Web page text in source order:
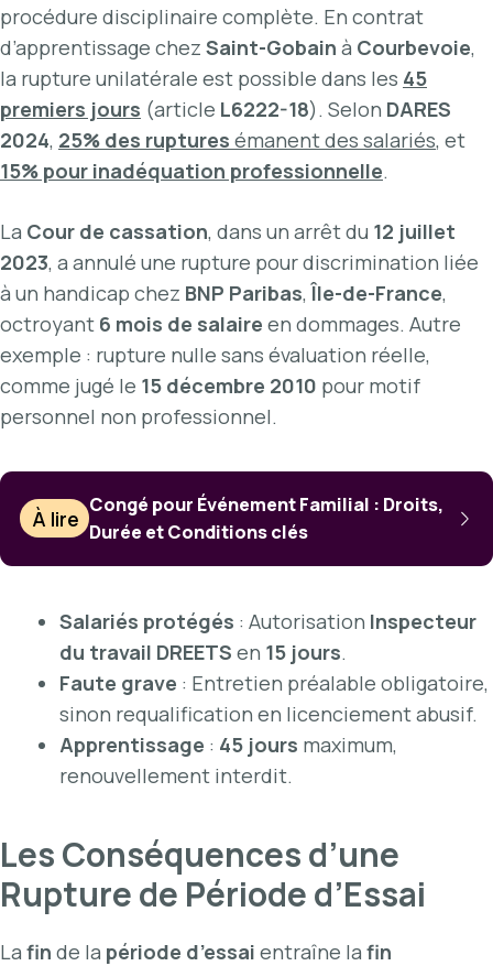
procédure disciplinaire complète. En contrat
d’apprentissage chez Saint-Gobain à Courbevoie,
la rupture unilatérale est possible dans les 45
premiers jours (article L6222-18). Selon DARES
2024, 25% des ruptures émanent des salariés, et
15% pour inadéquation professionnelle.
La Cour de cassation, dans un arrêt du 12 juillet
2023, a annulé une rupture pour discrimination liée
à un handicap chez BNP Paribas,Île-de-France,
octroyant 6 mois de salaire en dommages. Autre
exemple : rupture nulle sans évaluation réelle,
comme jugé le 15 décembre 2010 pour motif
personnel non professionnel.
À lire
Congé pour Événement Familial : Droits,
Durée et Conditions clés
Salariés protégés : Autorisation Inspecteur
du travail DREETS en 15 jours.
Faute grave : Entretien préalable obligatoire,
sinon requalification en licenciement abusif.
Apprentissage : 45 jours maximum,
renouvellement interdit.
Les Conséquences d’une
Rupture de Période d’Essai
La fin de la période d’essai entraîne la fin